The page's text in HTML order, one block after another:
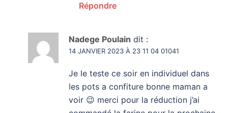
Répondre
Nadege Poulain dit :
14 JANVIER 2023 À 23 11 04 01041
Je le teste ce soir en individuel dans
les pots a confiture bonne maman a
voir 😉 merci pour la réduction j’ai